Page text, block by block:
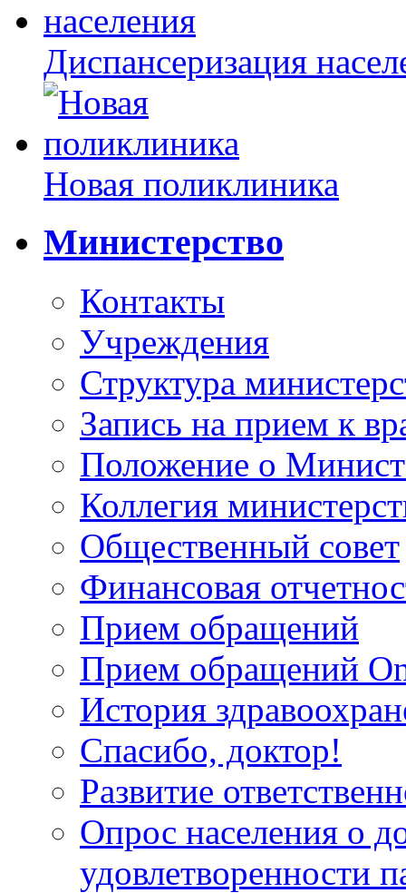
Диспансеризация
Новая поликлиника
Министерство
Контакты
Учреждения
Структура
Запись на прием к
Положение о
Коллегия
Общественный совет
Финансовая
Прием обращений
Прием обращений
История
Спасибо, доктор!
Развитие
Опрос населения о
удовлетворенности